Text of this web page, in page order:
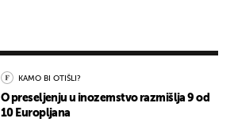
KAMO BI OTIŠLI?
O preseljenju u inozemstvo razmišlja 9 od
10 Europljana